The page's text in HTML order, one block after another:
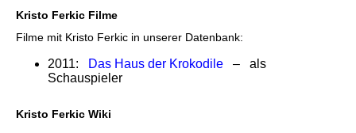
Kristo Ferkic Filme
Filme mit Kristo Ferkic in unserer Datenbank:
2011: Das Haus der Krokodile – als
Schauspieler
Kristo Ferkic Wiki